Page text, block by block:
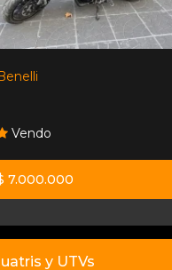
Vendo
7.000.000
y UTVs